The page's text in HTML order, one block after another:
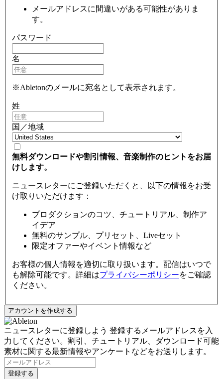
メールアドレスに間違いがある可能性がありま
す。
パスワード
名
※Abletonのメールに宛名として表示されます。
姓
国／地域
無料ダウンロードや割引情報、音楽制作のヒントをお届
けします。
ニュースレターにご登録いただくと、以下の情報をお受
け取りいただけます：
プロダクションのコツ、チュートリアル、制作ア
イデア
無料のサンプル、プリセット、Liveセット
限定オファーやイベント情報など
お客様の個人情報を適切に取り扱います。配信はいつで
も解除可能です。詳細はプライバシーポリシーをご確認
ください。
ニュースレターに登録しよう 登録するメールアドレスを入
力してください。割引、チュートリアル、ダウンロード可能
素材に関する最新情報やアンケートなどをお送りします。